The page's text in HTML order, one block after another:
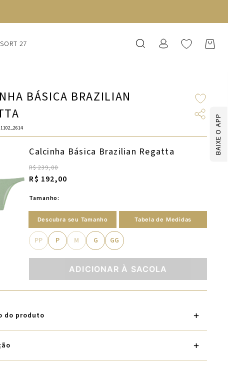
BAIXE O APP
27
BÁSICA BRAZILIAN
Calcinha Básica Brazilian Regatta
R$ 239,00
R$ 192,00
Tamanho:
Descubra seu Tamanho Tabela de Medidas
PP P M G GG
ADICIONAR À SACOLA
do produto